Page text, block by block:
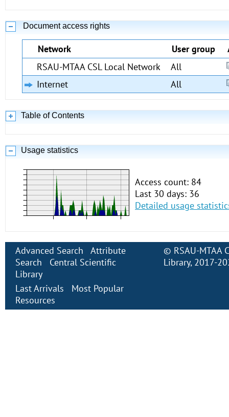
Document access rights
Network User group
RSAU-MTAA CSL Local Network
All
Internet
All
Table of Contents
Usage statistics
Access count: 84
Last 30 days: 36
Detailed usage
Advanced Search
Attribute
Search
Central Scientific
Library
Last Arrivals
Most Popular
Resources
© RSAU-MTAA
Library, 2017-